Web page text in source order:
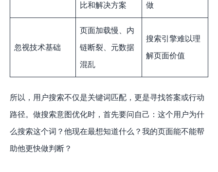
比和解决方案 做
忽视技术基础
页面加载慢、内
链断裂、元数据
混乱
搜索引擎难以理
解页面价值
所以，用户搜索不仅是关键词匹配，更是寻找答案或行动
路径。做搜索意图优化时，首先要问自己：这个用户为什
么搜索这个词？他现在最想知道什么？我的页面能不能帮
助他更快做判断？